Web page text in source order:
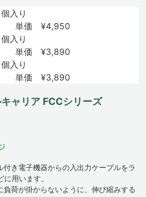
個入り
単価 ¥4,950
個入り
単価 ¥3,890
個入り
単価 ¥3,890
ャリア FCCシリーズ
き電子機器からの入出力ケーブルをラ
用います。
荷が掛からないように、伸び縮みする